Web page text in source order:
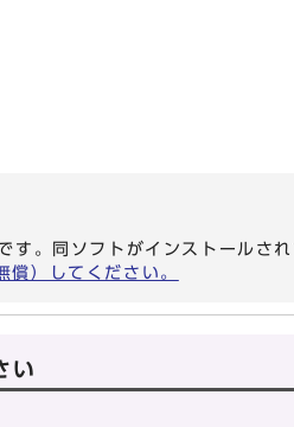
。同ソフトがインストールされ
）してください。
い